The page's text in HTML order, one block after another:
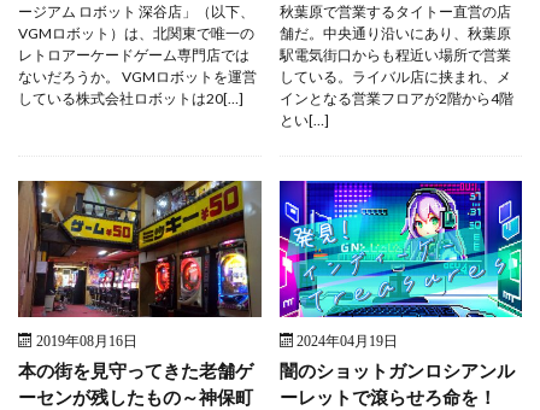
ージアム ロボット 深谷店」（以下、
VGMロボット）は、北関東で唯一の
レトロアーケードゲーム専門店では
ないだろうか。 VGMロボットを運営
している株式会社ロボットは20[…]
秋葉原で営業するタイトー直営の店
舗だ。中央通り沿いにあり、秋葉原
駅電気街口からも程近い場所で営業
している。ライバル店に挟まれ、メ
インとなる営業フロアが2階から4階
とい[…]
2019年08月16日
本の街を見守ってきた老舗ゲ
ーセンが残したもの～神保町
2024年04月19日
闇のショットガンロシアンル
ーレットで滾らせろ命を！